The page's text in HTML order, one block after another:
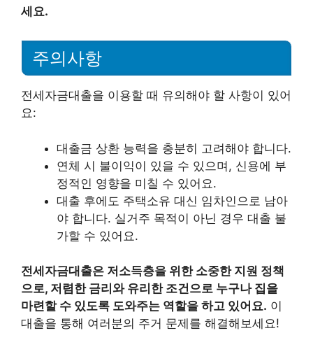
세요.
주의사항
전세자금대출을 이용할 때 유의해야 할 사항이 있어
요:
대출금 상환 능력을 충분히 고려해야 합니다.
연체 시 불이익이 있을 수 있으며, 신용에 부
정적인 영향을 미칠 수 있어요.
대출 후에도 주택소유 대신 임차인으로 남아
야 합니다. 실거주 목적이 아닌 경우 대출 불
가할 수 있어요.
전세자금대출은 저소득층을 위한 소중한 지원 정책
으로, 저렴한 금리와 유리한 조건으로 누구나 집을
마련할 수 있도록 도와주는 역할을 하고 있어요. 이
대출을 통해 여러분의 주거 문제를 해결해보세요!